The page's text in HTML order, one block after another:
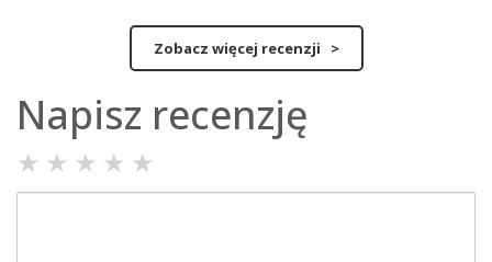
Zobacz więcej recenzji >
Napisz recenzję
★ ★ ★ ★ ★